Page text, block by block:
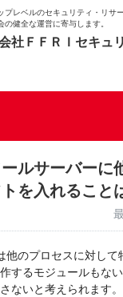
プレベルのセキュリティ・リサ
の健全な運営に寄与します。
社ＦＦＲＩセキュ
ルサーバーに
を入れること
他のプロセスに対して
するモジュールもな
ないと考えられます。